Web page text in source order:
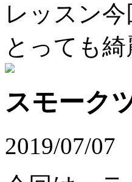
レッスン
とっても
スモーク
2019/07/07